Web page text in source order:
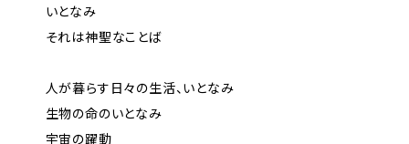
いとなみ
それは神聖なことば
人が暮らす日々の生活、いとなみ
生物の命のいとなみ
宇宙の躍動